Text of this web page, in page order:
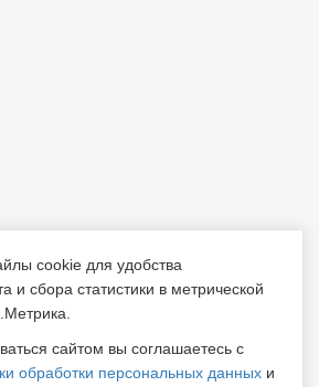
cookie для удобства
и сбора статистики в метрической
сайтом вы соглашаетесь с
обработки персональных данных и